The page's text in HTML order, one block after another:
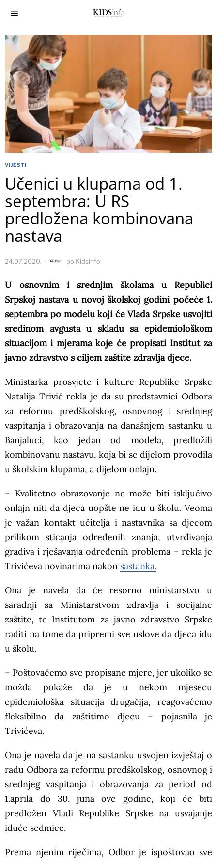
VIJESTI
Učenici u klupama od 1.
septembra: U RS
predložena kombinovana
nastava
24.07.2020. po Kidsinfo
U osnovnim i srednjim školama u Republici
Srpskoj nastava u novoj školskoj godini počeće 1.
septembra po modelu koji će Vlada Srpske usvojiti
sredinom avgusta u skladu sa epidemiološkom
situacijom i mjerama koje će propisati Institut za
javno zdravstvo s ciljem zaštite zdravlja djece.
Ministarka prosvjete i kulture Republike Srpske
Natalija Trivić rekla je da su predstavnici Odbora
za reformu predškolskog, osnovnog i srednjeg
vaspitanja i obrazovanja na današnjem sastanku u
Banjaluci, kao jedan od modela, predložili
kombinovanu nastavu, koja bi se dijelom provodila
u školskim klupama, a dijelom onlajn.
– Kvalitetno obrazovanje ne može biti isključivo
onlajn niti da djeca uopšte ne idu u školu. Veoma
je važan kontakt učitelja i nastavnika sa djecom
prilikom sticanja određenih znanja, utvrđivanja
gradiva i rješavanja određenih problema – rekla je
Trivićeva novinarima nakon sastanka.
Ona je navela da će resorno ministarstvo u
saradnji sa Ministarstvom zdravlja i socijalne
zaštite, te Institutom za javno zdravstvo Srpske
raditi na tome da pripremi sve uslove da djeca idu
u školu.
– Poštovaćemo sve propisane mjere, jer ukoliko se
možda pokaže da je u nekom mjesecu
epidemiološka situacija drugačija, reagovaćemo
fleksibilno da zaštitimo djecu – pojasnila je
Trivićeva.
Ona je navela da je na sastanku usvojen izvještaj o
radu Odbora za reformu predškolskog, osnovnog i
srednjeg vaspitanja i obrazovanja za period od
1.aprila do 30. juna ove godine, koji će biti
predložen Vladi Republike Srpske na usvajanje
iduće sedmice.
Prema njenim riječima, Odbor je ispoštovao sve